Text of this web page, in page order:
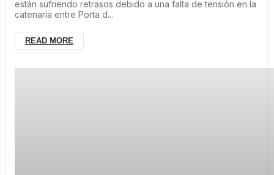
están sufriendo retrasos debido a una falta de tensión en la
catenaria entre Porta d...
READ MORE